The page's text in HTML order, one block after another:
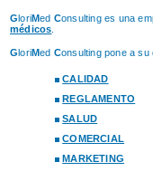
GloriMed Consulting es una
médicos
GloriMed Consultingpone a su
CALIDAD
REGLAMENTO
SALUD
COMERCIAL
MARKETING